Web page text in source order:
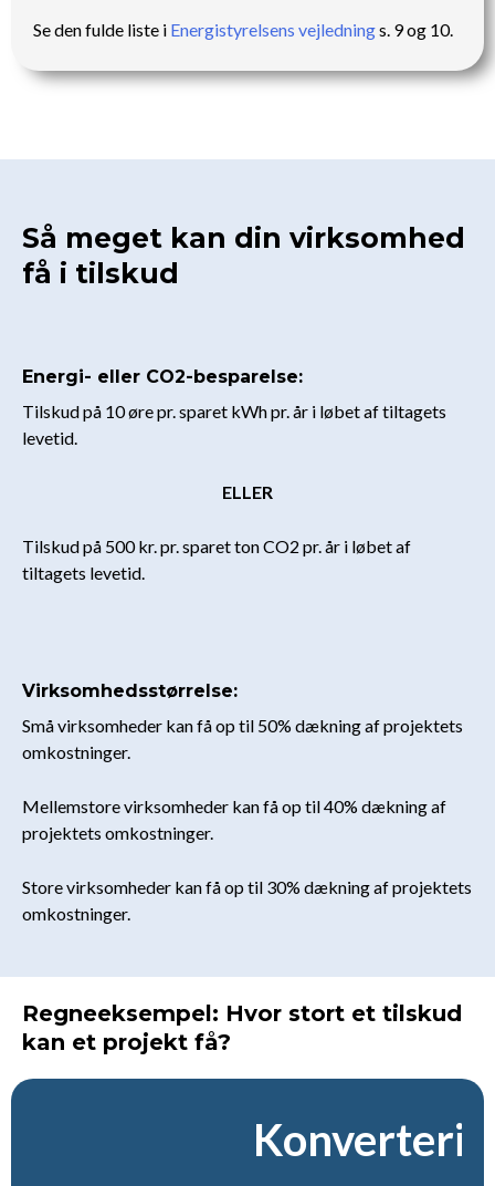
Se den fulde liste i Energistyrelsens vejlednings. 9 og 10.
Så meget kan din virksomhed
få i tilskud
Energi- eller CO2-besparelse:
Tilskud på 10 øre pr. sparet kWh pr. år i løbet af tiltagets
levetid.
ELLER
Tilskud på 500 kr. pr. sparet ton CO2 pr. år i løbet af
tiltagets levetid.
Virksomhedsstørrelse:
Små virksomheder kan få op til 50% dækning af projektets
omkostninger.
Mellemstore virksomheder kan få op til 40% dækning af
projektets omkostninger.
Store virksomheder kan få op til 30% dækning af projektets
omkostninger.
Regneeksempel: Hvor stort et tilskud
kan et projekt få?